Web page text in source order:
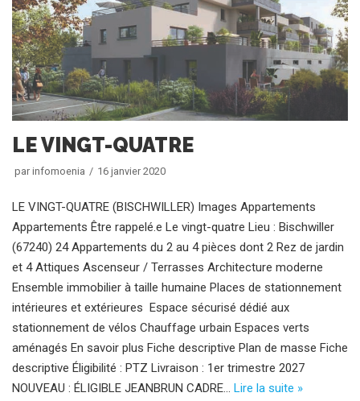
LE VINGT-QUATRE
par infomoenia 16 janvier 2020
LE VINGT-QUATRE (BISCHWILLER) Images Appartements
Appartements Être rappelé.e Le vingt-quatre Lieu : Bischwiller
(67240) 24 Appartements du 2 au 4 pièces dont 2 Rez de jardin
et 4 Attiques Ascenseur / Terrasses Architecture moderne
Ensemble immobilier à taille humaine Places de stationnement
intérieures et extérieures Espace sécurisé dédié aux
stationnement de vélos Chauffage urbain Espaces verts
aménagés En savoir plus Fiche descriptive Plan de masse Fiche
descriptive Éligibilité : PTZ Livraison : 1er trimestre 2027
NOUVEAU : ÉLIGIBLE JEANBRUN CADRE… Lire la suite »